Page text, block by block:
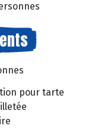
pour tarte